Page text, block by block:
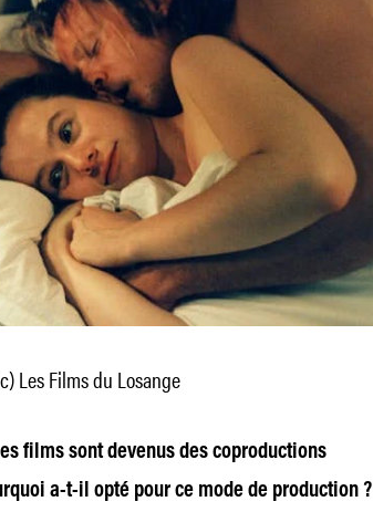
Les Films du Losange
films sont devenus des coproductions
a-t-il opté pour ce mode de production ?